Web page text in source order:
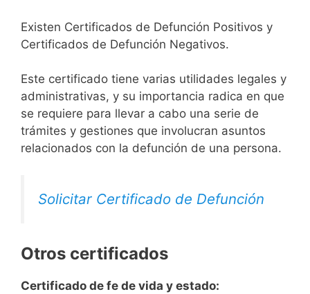
Existen Certificados de Defunción Positivos y
Certificados de Defunción Negativos.
Este certificado tiene varias utilidades legales y
administrativas, y su importancia radica en que
se requiere para llevar a cabo una serie de
trámites y gestiones que involucran asuntos
relacionados con la defunción de una persona.
Solicitar Certificado de Defunción
Otros certificados
Certificado de fe de vida y estado: